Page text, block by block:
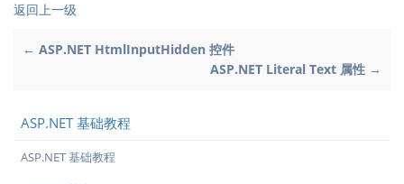
返回上一级
← ASP.NET HtmlInputHidden 控件
ASP.NET Literal Text 属性 →
ASP.NET 基础教程
ASP.NET 基础教程